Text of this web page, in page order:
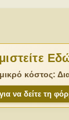
κόστος:
να δείτε τη